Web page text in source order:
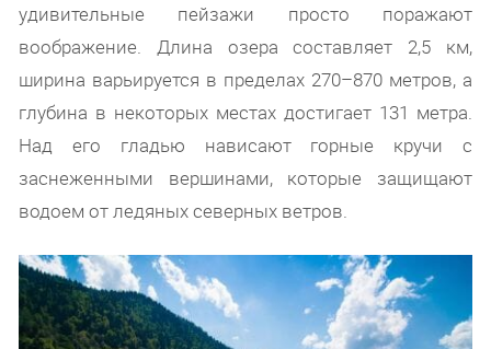
удивительные пейзажи просто поражают
воображение. Длина озера составляет 2,5 км,
ширина варьируется в пределах 270–870 метров, а
глубина в некоторых местах достигает 131 метра.
Над его гладью нависают горные кручи с
заснеженными вершинами, которые защищают
водоем от ледяных северных ветров.